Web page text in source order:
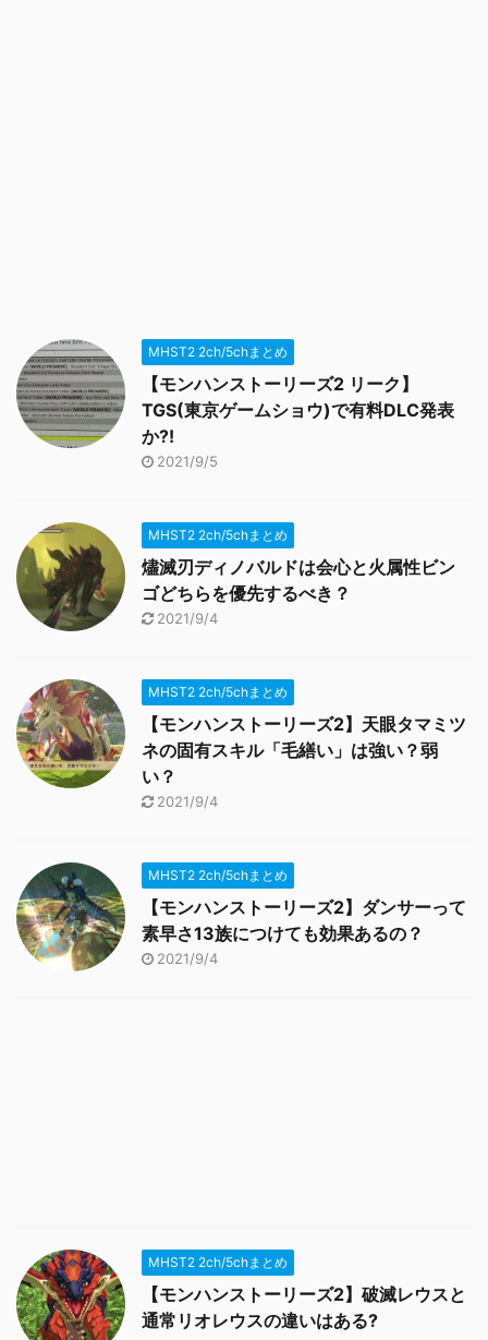
MHST2 2ch/5chまとめ
【モンハンストーリーズ2 リーク】
TGS(東京ゲームショウ)で有料DLC発表
か?!
2021/9/5
MHST2 2ch/5chまとめ
燼滅刃ディノバルドは会心と火属性ビン
ゴどちらを優先するべき？
2021/9/4
MHST2 2ch/5chまとめ
【モンハンストーリーズ2】天眼タマミツ
ネの固有スキル「毛繕い」は強い？弱
い？
2021/9/4
MHST2 2ch/5chまとめ
【モンハンストーリーズ2】ダンサーって
素早さ13族につけても効果あるの？
2021/9/4
MHST2 2ch/5chまとめ
【モンハンストーリーズ2】破滅レウスと
通常リオレウスの違いはある?